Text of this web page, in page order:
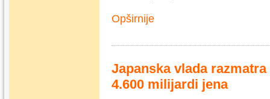
Opširnije
Japanska vlada
4.600 milijardi jena